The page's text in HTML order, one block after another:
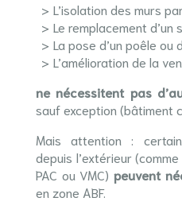
L’isolation des murs
Le remplacement d’un
La pose d’un poêle ou
L’amélioration de la
ne nécessitent pas
sauf exception (bâtiment
Mais attention :
depuis l’extérieur
PAC ou VMC)peuvent
en zone ABF.